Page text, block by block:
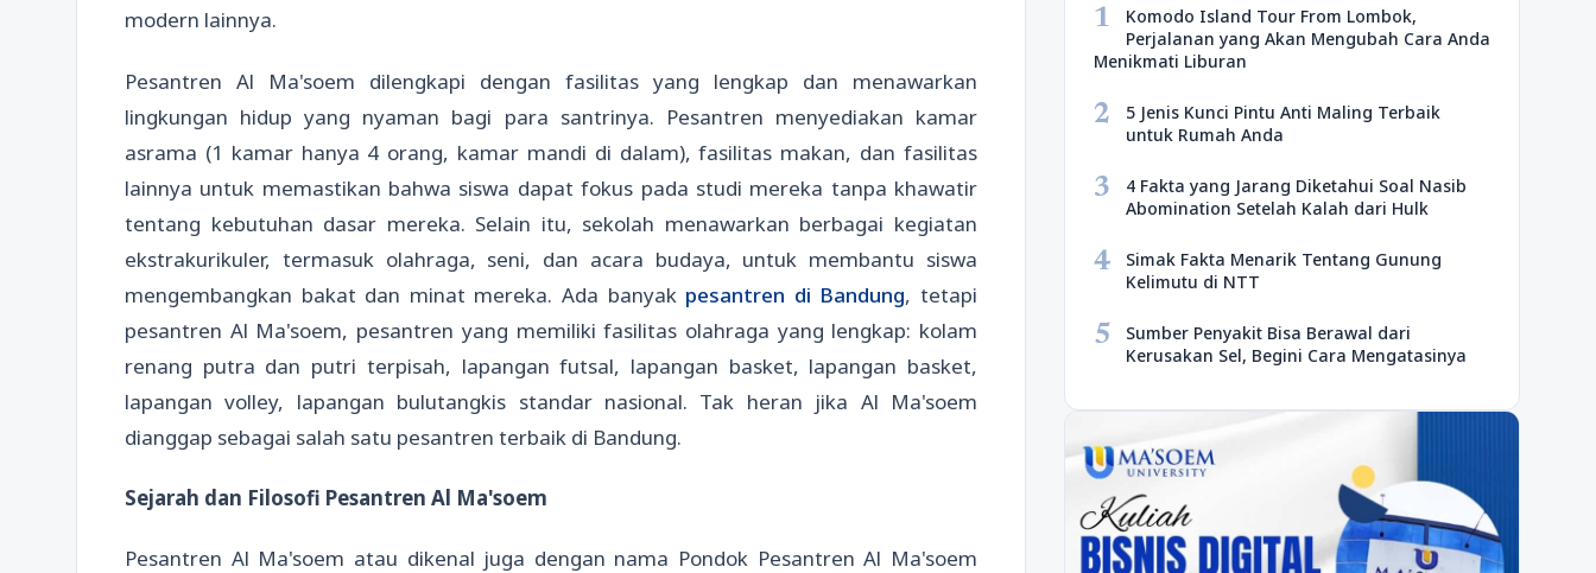
modern lainnya.
Pesantren Al Ma'soem dilengkapi dengan fasilitas yang lengkap dan menawarkan
lingkungan hidup yang nyaman bagi para santrinya. Pesantren menyediakan kamar
asrama (1 kamar hanya 4 orang, kamar mandi di dalam), fasilitas makan, dan fasilitas
lainnya untuk memastikan bahwa siswa dapat fokus pada studi mereka tanpa khawatir
tentang kebutuhan dasar mereka. Selain itu, sekolah menawarkan berbagai kegiatan
ekstrakurikuler, termasuk olahraga, seni, dan acara budaya, untuk membantu siswa
mengembangkan bakat dan minat mereka. Ada banyak pesantren di Bandung, tetapi
pesantren Al Ma'soem, pesantren yang memiliki fasilitas olahraga yang lengkap: kolam
renang putra dan putri terpisah, lapangan futsal, lapangan basket, lapangan basket,
lapangan volley, lapangan bulutangkis standar nasional. Tak heran jika Al Ma'soem
dianggap sebagai salah satu pesantren terbaik di Bandung.
Sejarah dan Filosofi Pesantren Al Ma'soem
Pesantren Al Ma'soem atau dikenal juga dengan nama Pondok Pesantren Al Ma'soem
1
Komodo Island Tour From Lombok,
Perjalanan yang Akan Mengubah Cara Anda
Menikmati Liburan
2
5 Jenis Kunci Pintu Anti Maling Terbaik
untuk Rumah Anda
3
4 Fakta yang Jarang Diketahui Soal Nasib
Abomination Setelah Kalah dari Hulk
4
Simak Fakta Menarik Tentang Gunung
Kelimutu di NTT
5
Sumber Penyakit Bisa Berawal dari
Kerusakan Sel, Begini Cara Mengatasinya